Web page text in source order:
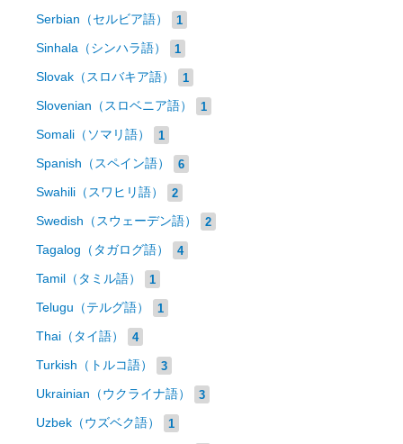
Serbian（セルビア語） 1
Sinhala（シンハラ語） 1
Slovak（スロバキア語） 1
Slovenian（スロベニア語） 1
Somali（ソマリ語） 1
Spanish（スペイン語） 6
Swahili（スワヒリ語） 2
Swedish（スウェーデン語） 2
Tagalog（タガログ語） 4
Tamil（タミル語） 1
Telugu（テルグ語） 1
Thai（タイ語） 4
Turkish（トルコ語） 3
Ukrainian（ウクライナ語） 3
Uzbek（ウズベク語） 1